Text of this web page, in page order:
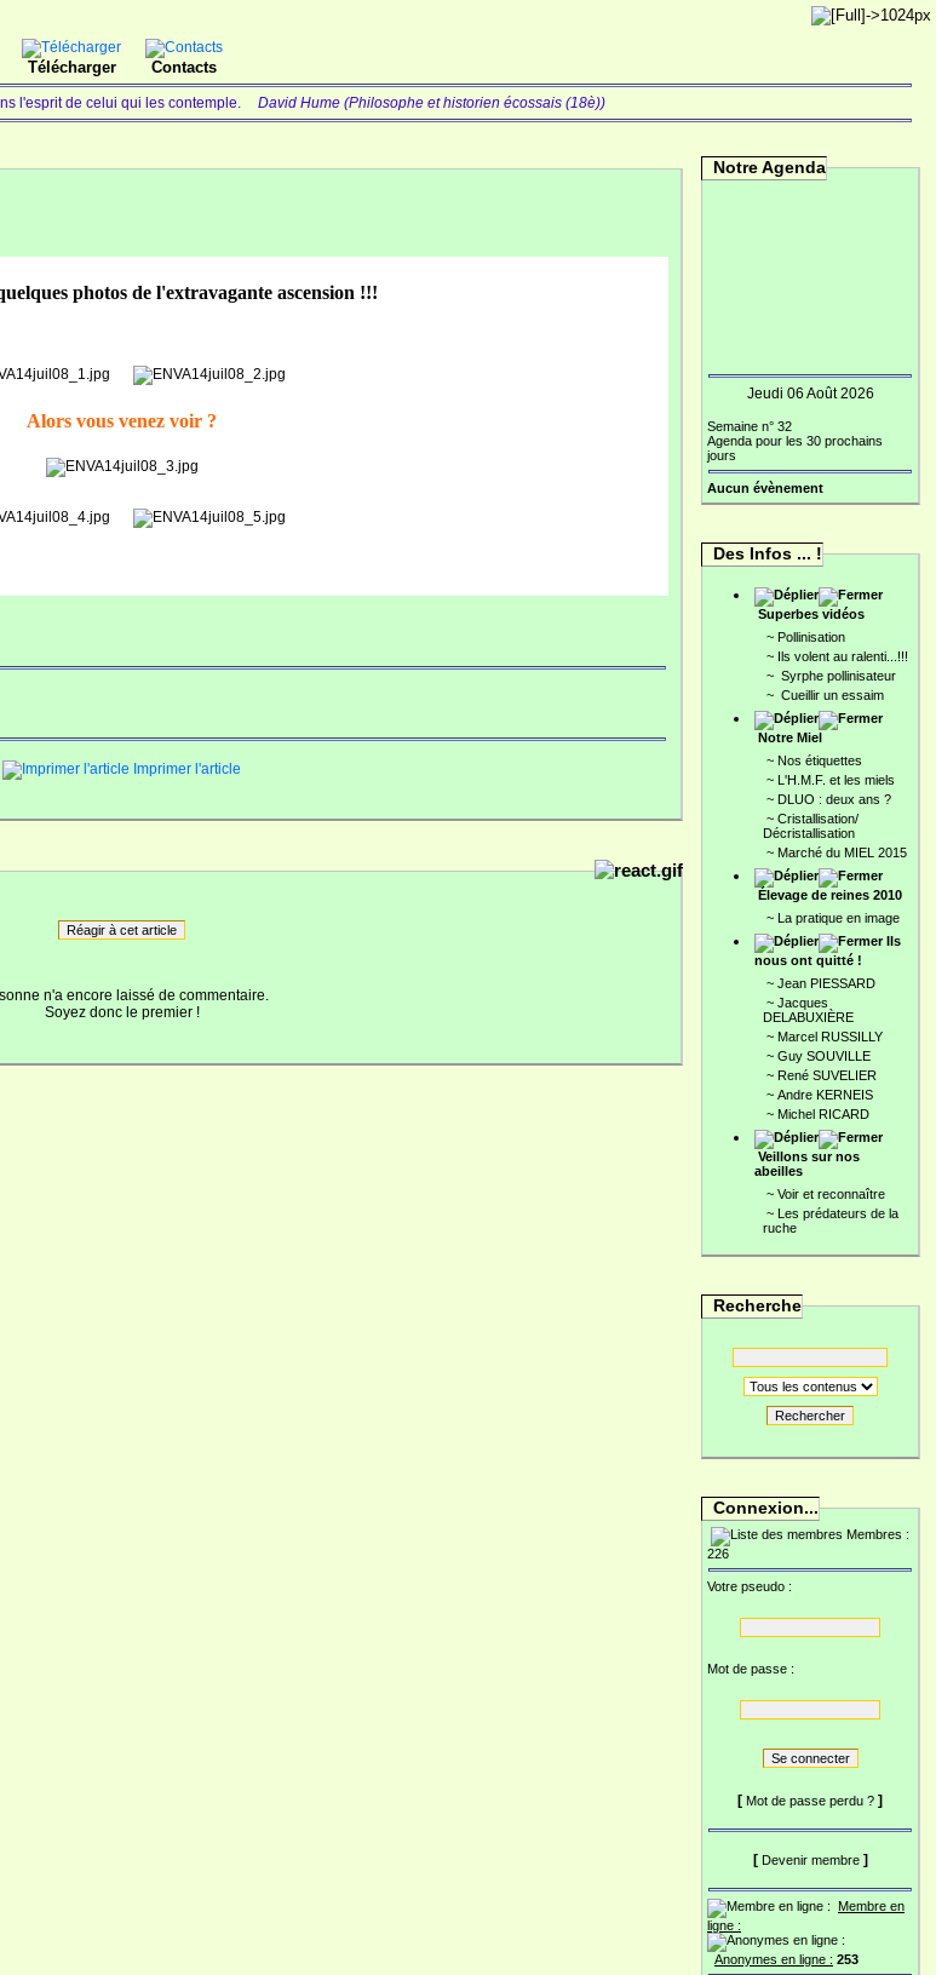
Télécharger Contacts
l'esprit de celui qui les contemple. David Hume (Philosophe et historien écossais (18è))
photos de l'extravagante ascension !!!
Alors vous venez voir ?
Imprimer l'article
Réagir à cet article
n'a encore laissé de commentaire.
Soyez donc le premier !
Notre Agenda
Jeudi 06 Août 2026
Semaine n° 32
Agenda pour les 30 prochains
jours
Aucun évènement
Des Infos ... !
Superbes vidéos
~ Pollinisation
~ Ils volent au ralenti...!!!
~ Syrphe pollinisateur
~ Cueillir un essaim
Notre Miel
~ Nos étiquettes
~ L'H.M.F. et les miels
~ DLUO : deux ans ?
~ Cristallisation/
Décristallisation
~ Marché du MIEL 2015
Élevage de reines 2010
~ La pratique en image
Ils
nous ont quitté !
~ Jean PIESSARD
~ Jacques
DELABUXIÈRE
~ Marcel RUSSILLY
~ Guy SOUVILLE
~ René SUVELIER
~ Andre KERNEIS
~ Michel RICARD
Veillons sur nos
abeilles
~ Voir et reconnaître
~ Les prédateurs de la
ruche
Recherche
Rechercher
Connexion...
Membres :
226
Votre pseudo :
Mot de passe :
[ Mot de passe perdu ? ]
[ Devenir membre]
Membre en
ligne :
Anonymes en ligne : 253